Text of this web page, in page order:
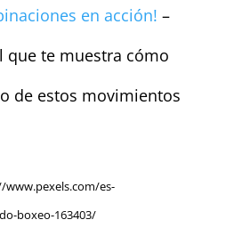
en acción! –
que te muestra cómo
de estos movimientos
www.pexels.com/es-
boxeo-163403/